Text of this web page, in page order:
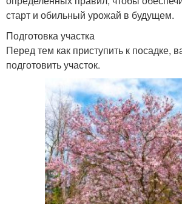
старт и обильный урожай в будущем.
Подготовка участка
Перед тем как приступить к посадке,
подготовить участок.